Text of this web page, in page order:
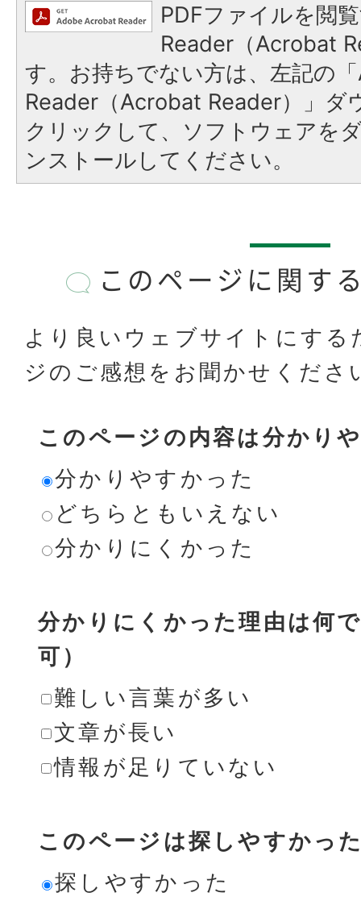
PDFファイルを閲
Reader（Acrobat
す。お持ちでない方は、左記の
Reader（Acrobat Reader）」ダ
クリックして、ソフトウェアを
ンストールしてください。
このページに関す
より良いウェブサイトにする
ジのご感想をお聞かせくださ
このページの内容は分かり
分かりやすかった
どちらともいえない
分かりにくかった
分かりにくかった理由は何
可）
難しい言葉が多い
文章が長い
情報が足りていない
このページは探しやすかっ
探しやすかった